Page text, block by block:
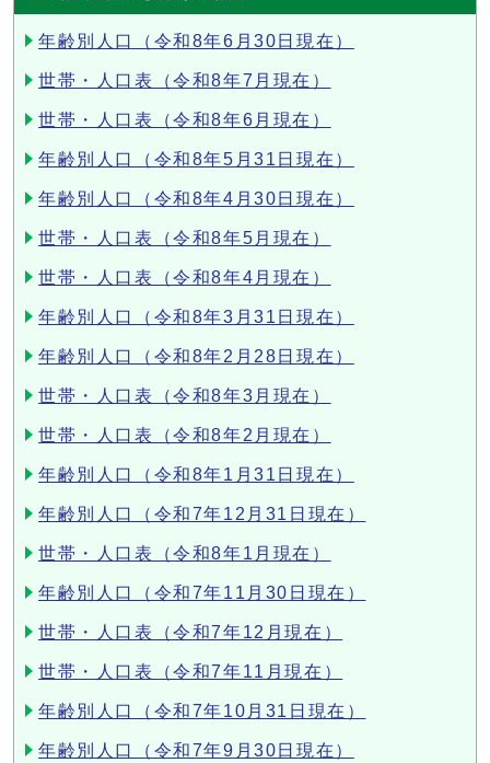
年齢別人口（令和8年6月30日現在）
世帯・人口表（令和8年7月現在）
世帯・人口表（令和8年6月現在）
年齢別人口（令和8年5月31日現在）
年齢別人口（令和8年4月30日現在）
世帯・人口表（令和8年5月現在）
世帯・人口表（令和8年4月現在）
年齢別人口（令和8年3月31日現在）
年齢別人口（令和8年2月28日現在）
世帯・人口表（令和8年3月現在）
世帯・人口表（令和8年2月現在）
年齢別人口（令和8年1月31日現在）
年齢別人口（令和7年12月31日現在）
世帯・人口表（令和8年1月現在）
年齢別人口（令和7年11月30日現在）
世帯・人口表（令和7年12月現在）
世帯・人口表（令和7年11月現在）
年齢別人口（令和7年10月31日現在）
年齢別人口（令和7年9月30日現在）